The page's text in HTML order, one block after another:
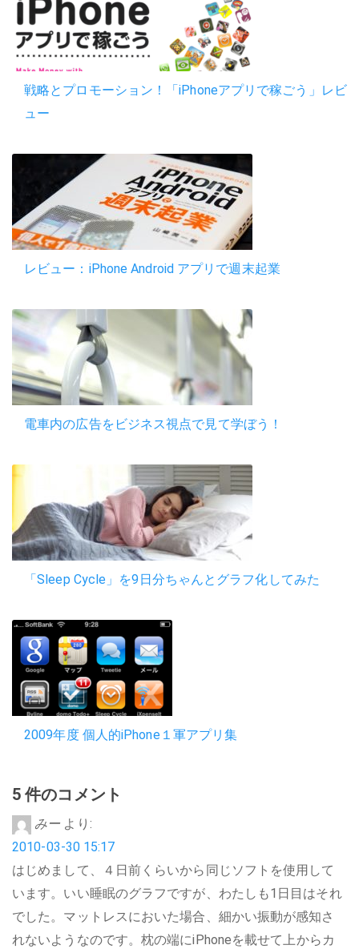
戦略とプロモーション！「iPhoneアプリで稼ごう」レビ
ュー
レビュー：iPhone Android アプリで週末起業
電車内の広告をビジネス視点で見て学ぼう！
「Sleep Cycle」を9日分ちゃんとグラフ化してみた
2009年度 個人的iPhone１軍アプリ集
5 件のコメント
みー より:
2010-03-30 15:17
はじめまして、４日前くらいから同じソフトを使用して
います。いい睡眠のグラフですが、わたしも1日目はそれ
でした。マットレスにおいた場合、細かい振動が感知さ
れないようなのです。枕の端にiPhoneを載せて上からカ